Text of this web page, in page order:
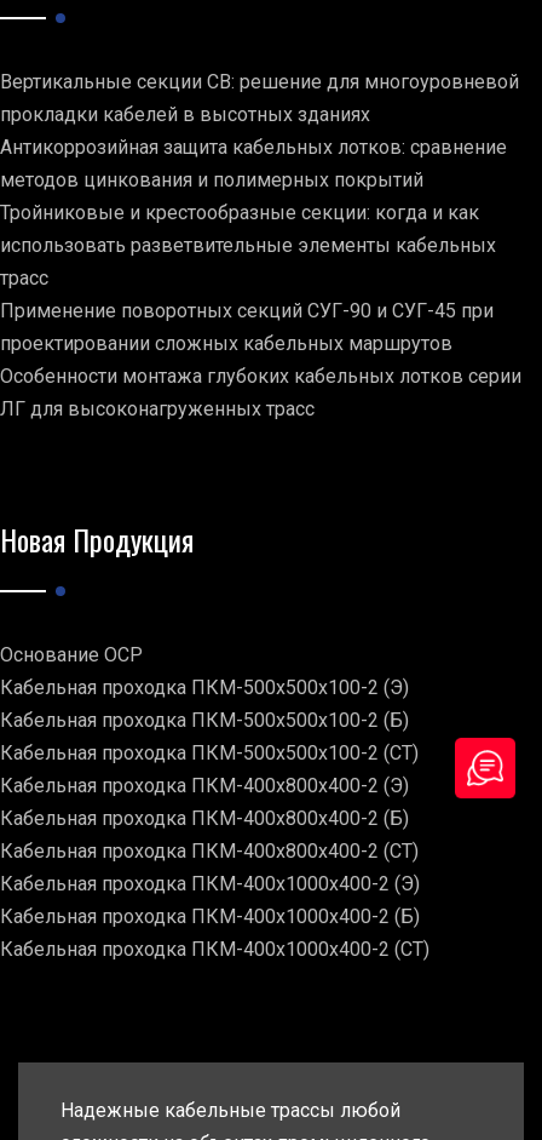
Вертикальные секции СВ: решение для многоуровневой
прокладки кабелей в высотных зданиях
Антикоррозийная защита кабельных лотков: сравнение
методов цинкования и полимерных покрытий
Тройниковые и крестообразные секции: когда и как
использовать разветвительные элементы кабельных
трасс
Применение поворотных секций СУГ-90 и СУГ-45 при
проектировании сложных кабельных маршрутов
Особенности монтажа глубоких кабельных лотков серии
ЛГ для высоконагруженных трасс
Новая Продукция
Основание ОСР
Кабельная проходка ПКМ-500х500х100-2 (Э)
Кабельная проходка ПКМ-500х500х100-2 (Б)
Кабельная проходка ПКМ-500х500х100-2 (СТ)
Кабельная проходка ПКМ-400х800х400-2 (Э)
Кабельная проходка ПКМ-400х800х400-2 (Б)
Кабельная проходка ПКМ-400х800х400-2 (СТ)
Кабельная проходка ПКМ-400х1000х400-2 (Э)
Кабельная проходка ПКМ-400х1000х400-2 (Б)
Кабельная проходка ПКМ-400х1000х400-2 (СТ)
Надежные кабельные трассы любой